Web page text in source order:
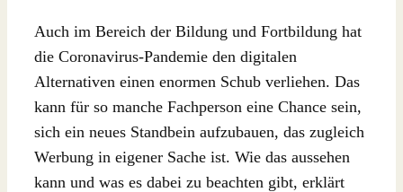
Auch im Bereich der Bildung und Fortbildung hat
die Coronavirus-Pandemie den digitalen
Alternativen einen enormen Schub verliehen. Das
kann für so manche Fachperson eine Chance sein,
sich ein neues Standbein aufzubauen, das zugleich
Werbung in eigener Sache ist. Wie das aussehen
kann und was es dabei zu beachten gibt, erklärt